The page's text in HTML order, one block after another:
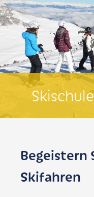
Begeistern
Skifahren